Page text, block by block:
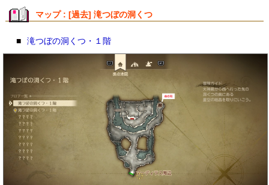
マップ : [過去] 滝つぼの洞くつ
■ 滝つぼの洞くつ・１階